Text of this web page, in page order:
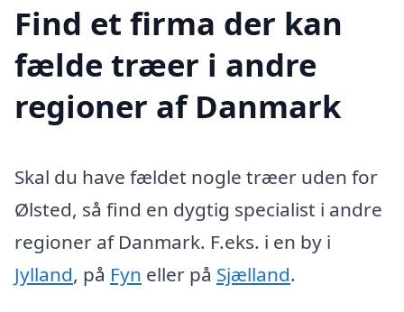
Find et firma der kan
fælde træer i andre
regioner af Danmark
Skal du have fældet nogle træer uden for
Ølsted, så find en dygtig specialist i andre
regioner af Danmark. F.eks. i en by i
Jylland, på Fyn eller på Sjælland.